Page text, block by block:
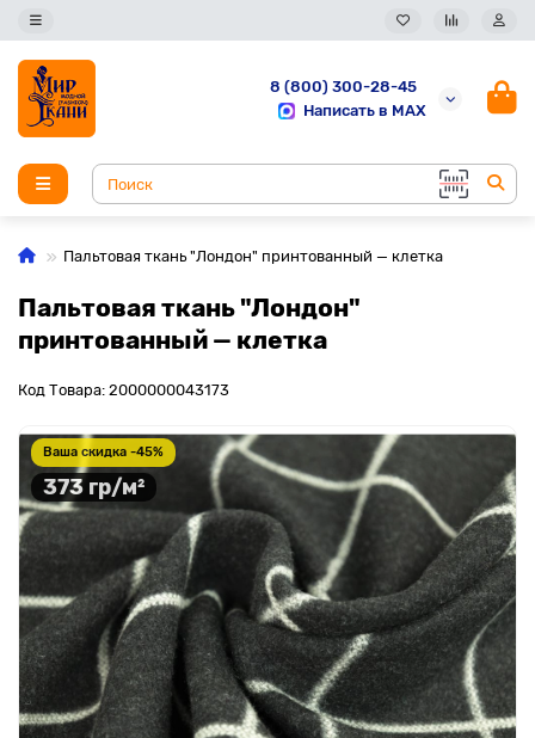
8 (800) 300-28-45
Написать в MAX
Пальтовая ткань "Лондон" принтованный — клетка
Пальтовая ткань "Лондон"
принтованный — клетка
Код Товара: 2000000043173
Ваша скидка -45%
373 гр/м²